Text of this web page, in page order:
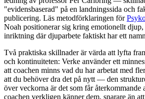
"evidensbaserad" på en landningssida och
publicering. Läs metodförklaringen för
Noah positionerar sig kring emotionellt
inriktning där djuparbete faktiskt har ett
Två praktiska skillnader är värda att lyfta
och kontinuiteten: Verke använder ett
att coachen minns vad du har arbetat med
att du behöver dra det på nytt — den
över veckorna är det som får återkommande
coachen verkligen känner dem, snarare än